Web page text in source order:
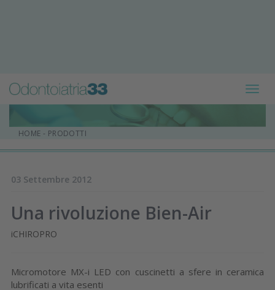
HOME - PRODOTTI
03 Settembre 2012
Una rivoluzione Bien-Air
iCHIROPRO
Micromotore MX-i LED con cuscinetti a sfere in ceramica
lubrificati a vita esenti